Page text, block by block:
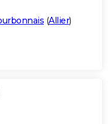
(Allier)